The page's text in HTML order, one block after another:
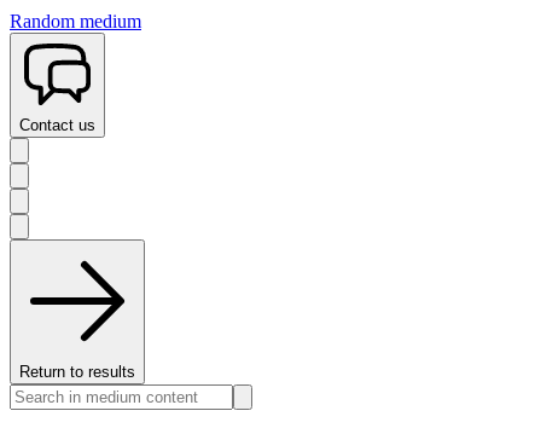
Random medium
Contact us
Return to results